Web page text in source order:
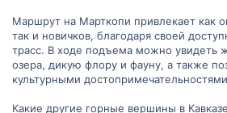
Маршрут на Марткопи привлекает как
так и новичков, благодаря своей
трасс. В ходе подъема можно увидеть
озера, дикую флору и фауну, а также
культурными
Какие другие горные вершины в